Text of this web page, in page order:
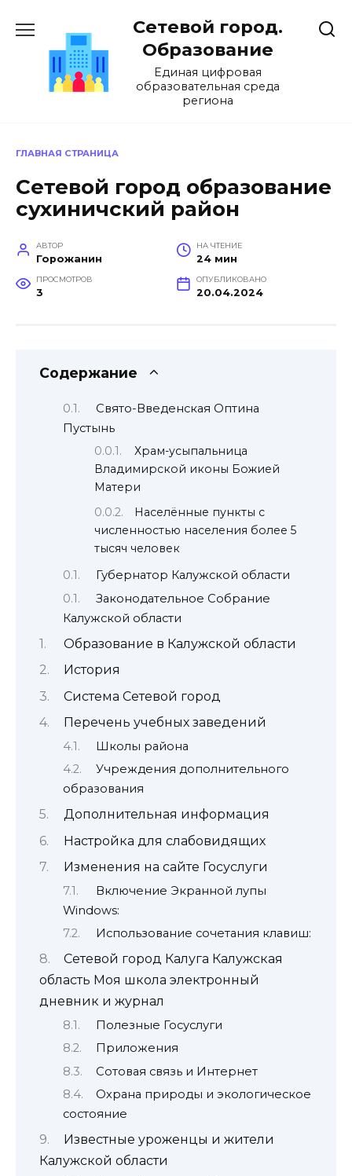
содержанию
Сетевой город.
Образование
Единая цифровая
образовательная среда
региона
ГЛАВНАЯ СТРАНИЦА
Сетевой город образование
сухиничский район
АВТОР
Горожанин
НА ЧТЕНИЕ
24 мин
ПРОСМОТРОВ
3
ОПУБЛИКОВАНО
20.04.2024
Содержание
Свято-Введенская Оптина
Пустынь
Храм-усыпальница
Владимирской иконы Божией
Матери
Населённые пункты с
численностью населения более 5
тысяч человек
Губернатор Калужской области
Законодательное Собрание
Калужской области
Образование в Калужской области
История
Система Сетевой город
Перечень учебных заведений
Школы района
Учреждения дополнительного
образования
Дополнительная информация
Настройка для слабовидящих
Изменения на сайте Госуслуги
Включение Экранной лупы
Windows:
Использование сочетания клавиш:
Сетевой город Калуга Калужская
область Моя школа электронный
дневник и журнал
Полезные Госуслуги
Приложения
Сотовая связь и Интернет
Охрана природы и экологическое
состояние
Известные уроженцы и жители
Калужской области